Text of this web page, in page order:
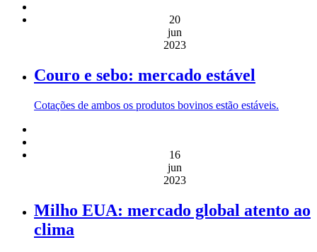
20
jun
2023
Couro e sebo: mercado estável
Cotações de ambos os produtos bovinos estão estáveis.
16
jun
2023
Milho EUA: mercado global atento ao
clima